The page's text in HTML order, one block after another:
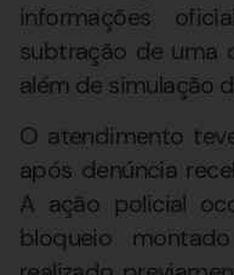
informações
subtração de uma
além de simulação
O atendimento
após denúncia
A ação policial
bloqueio